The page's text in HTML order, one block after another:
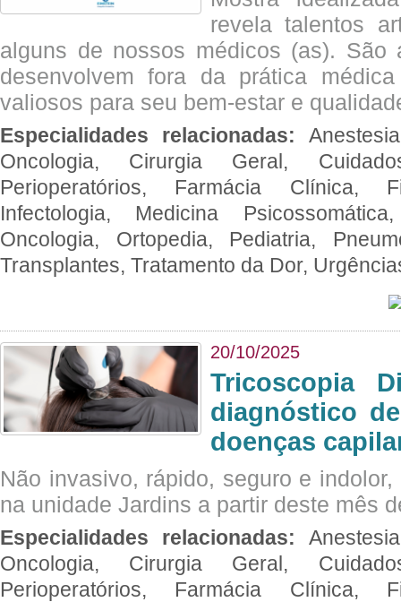
revela talentos
alguns de nossos médicos (as). São
desenvolvem fora da prática
valiosos para seu bem-estar e
Especialidades relacionadas:
Oncologia, Cirurgia Geral,
Perioperatórios, Farmácia Clínica,
Infectologia, Medicina
Oncologia, Ortopedia, Pediatria,
Transplantes, Tratamento da Dor,
20/10/2025
Tricoscopia
diagnóstico
doenças
Não invasivo, rápido, seguro e
na unidade Jardins a partir deste mês
Especialidades relacionadas:
Oncologia, Cirurgia Geral,
Perioperatórios, Farmácia Clínica,